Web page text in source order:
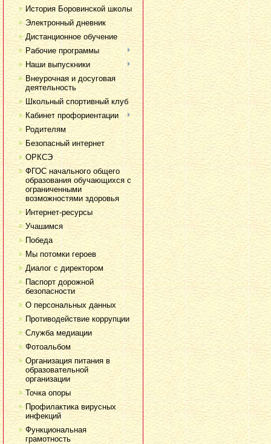
История Боровинской школы
Электронный дневник
Дистанционное обучение
Рабочие программы
Наши выпускники
Внеурочная и досуговая
деятельность
Школьный спортивный клуб
Кабинет профориентации
Родителям
Безопасный интернет
ОРКСЭ
ФГОС начального общего
образования обучающихся с
ограниченными
возможностями здоровья
Интернет-ресурсы
Учашимся
Победа
Мы потомки героев
Диалог с директором
Паспорт дорожной
безопасности
О персональных данных
Противодействие коррупции
Служба медиации
Фотоальбом
Организация питания в
образовательной
организации
Точка опоры
Профилактика вирусных
инфекций
Функциональная
грамотность